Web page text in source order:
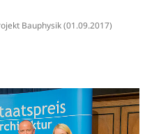
Bauphysik(01.09.2017)